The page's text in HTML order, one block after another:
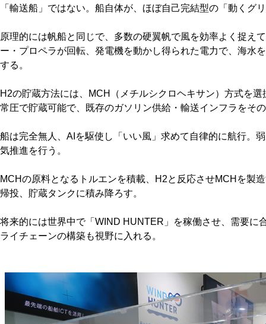
「輸送船」ではない。船自体が、ほぼ自己完結型の「動くグ
原理的には帆船と同じで、多数の硬翼帆で風を効率よく捉え
ー・プロペラが回転、発電機を動かし得られた電力で、海水
する。
H2の貯蔵方法には、MCH（メチルシクロヘキサン）方式を
常圧で貯蔵可能で、既存のガソリン供給・輸送インフラをそ
船は完全無人、AIを駆使し「いい風」求めて自律的に航行。
気推進を行う。
MCHの原料となるトルエンを積載、H2と反応させMCHを製
帰投、貯蔵タンクに積み降ろす。
将来的には世界中で「WIND HUNTER」を稼働させ、需要に
ライチェーンの構築も視野に入れる。